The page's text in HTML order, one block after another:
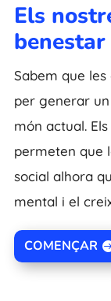
Els
Sabem que
per generar
món actual.
permeten que
social alhora
mental i el
COMENÇAR